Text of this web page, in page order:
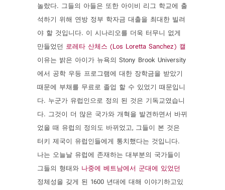
놀랐다. 그들의 아들은 또한 아이비 리그 학교에 출
석하기 위해 연방 정부 학자금 대출을 최대한 빌려
야 할 것입니다. 이 시나리오를 더욱 터무니 없게
만들었던 로레타 산체스 (Los Loretta Sanchez) 캘
이유는 밝은 아이가 뉴욕의 Stony Brook University
에서 공학 우등 프로그램에 대한 장학금을 받았기
때문에 부채를 무료로 졸업 할 수 있었기 때문입니
다. 누군가 유럽인으로 정의 된 것은 기독교였습니
다. 그것이 더 많은 국가와 개혁을 발견하면서 바뀌
었을 때 유럽의 정의도 바뀌었고, 그들이 본 것은
터키 제국이 유럽인들에게 통치했다는 것입니다.
나는 오늘날 유럽에 존재하는 대부분의 국가들이
그들의 형태와 나중에 베트남에서 군대에 있었던
정체성을 갖게 된 1600 년대에 대해 이야기하고있